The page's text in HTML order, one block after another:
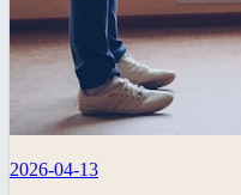
2026-04-13